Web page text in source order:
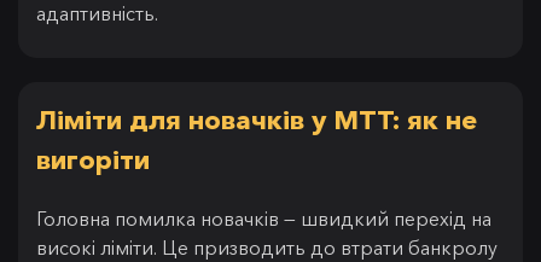
адаптивність.
Ліміти для новачків у MTT: як не
вигоріти
Головна помилка новачків — швидкий перехід на
високі ліміти. Це призводить до втрати банкролу